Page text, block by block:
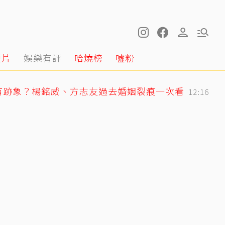
娛樂有評 哈燒榜 噓粉
象？楊銘威、方志友過去婚姻裂痕一次看 12:16